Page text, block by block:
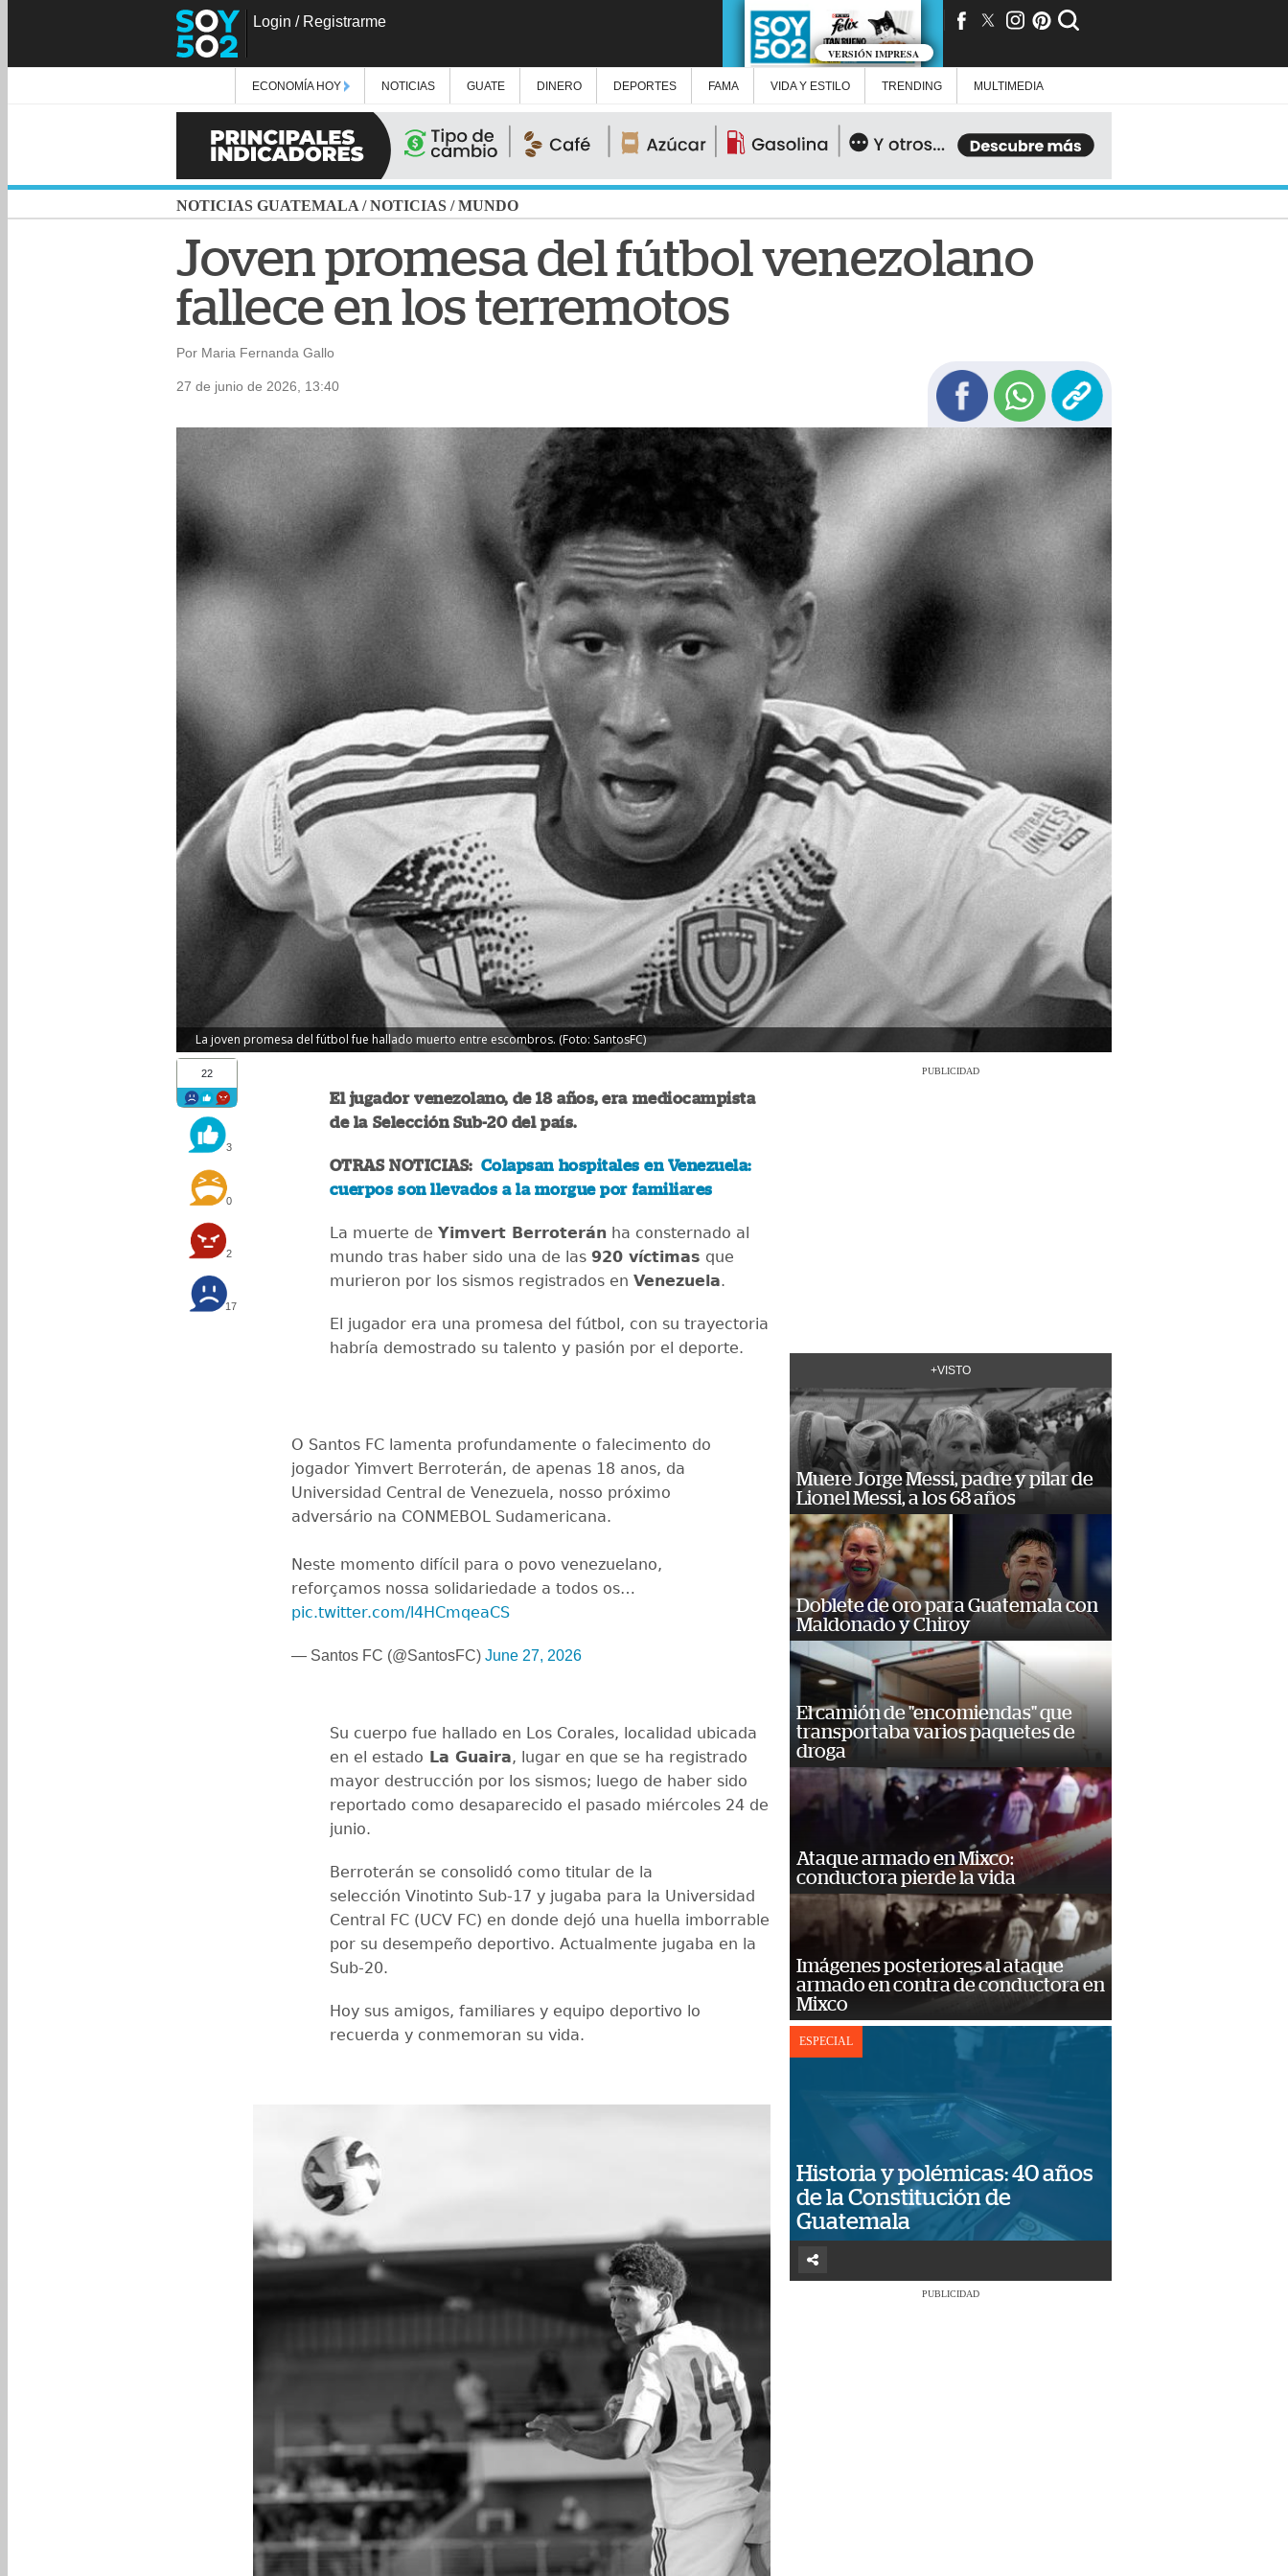
Login / Registrarme
VERSIÓN IMPRESA
ECONOMÍA HOY NOTICIAS GUATE DINERO DEPORTES FAMA VIDA Y ESTILO TRENDING MULTIMEDIA
NOTICIAS GUATEMALA /NOTICIAS /MUNDO
Joven promesa del fútbol venezolano
fallece en los terremotos
Por Maria Fernanda Gallo
27 de junio de 2026, 13:40
La joven promesa del fútbol fue hallado muerto entre escombros. (Foto: SantosFC)
22
3
0
2
17
El jugador venezolano, de 18 años, era mediocampista
de la Selección Sub-20 del país.
OTRAS NOTICIAS: Colapsan hospitales en Venezuela:
cuerpos son llevados a la morgue por familiares
La muerte de Yimvert Berroterán ha consternado al
mundo tras haber sido una de las 920 víctimas que
murieron por los sismos registrados en Venezuela.
El jugador era una promesa del fútbol, con su trayectoria
habría demostrado su talento y pasión por el deporte.
O Santos FC lamenta profundamente o falecimento do
jogador Yimvert Berroterán, de apenas 18 anos, da
Universidad Central de Venezuela, nosso próximo
adversário na CONMEBOL Sudamericana.
Neste momento difícil para o povo venezuelano,
reforçamos nossa solidariedade a todos os…
pic.twitter.com/l4HCmqeaCS
— Santos FC (@SantosFC) June 27, 2026
Su cuerpo fue hallado en Los Corales, localidad ubicada
en el estado La Guaira, lugar en que se ha registrado
mayor destrucción por los sismos; luego de haber sido
reportado como desaparecido el pasado miércoles 24 de
junio.
Berroterán se consolidó como titular de la
selección Vinotinto Sub-17 y jugaba para la Universidad
Central FC (UCV FC) en donde dejó una huella imborrable
por su desempeño deportivo. Actualmente jugaba en la
Sub-20.
Hoy sus amigos, familiares y equipo deportivo lo
recuerda y conmemoran su vida.
PUBLICIDAD
+VISTO
Muere Jorge Messi, padre y pilar de
Lionel Messi, a los 68 años
Doblete de oro para Guatemala con
Maldonado y Chiroy
El camión de "encomiendas" que
transportaba varios paquetes de
droga
Ataque armado en Mixco:
conductora pierde la vida
Imágenes posteriores al ataque
armado en contra de conductora en
Mixco
ESPECIAL
Historia y polémicas: 40 años
de la Constitución de
Guatemala
PUBLICIDAD